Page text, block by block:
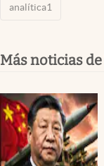
analítica1
Más noticias de